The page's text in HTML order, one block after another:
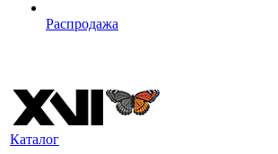
Распродажа
Каталог